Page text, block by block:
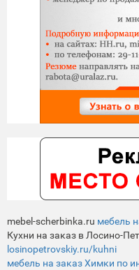
mebel-scherbinka.ru мебель
Кухни на заказ в Лосино-
losinopetrovskiy.ru/kuhni
мебель на заказ Химки по